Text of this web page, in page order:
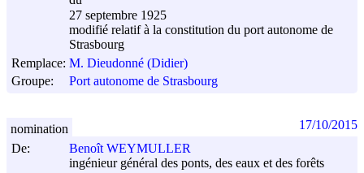
27 septembre 1925
modifié relatif à la constitution du port autonome de
Strasbourg
Remplace: M. Dieudonné (Didier)
Groupe:
Port autonome de Strasbourg
De:
Benoît WEYMULLER
ingénieur général des ponts, des eaux et des forêts
nomination 17/10/2015